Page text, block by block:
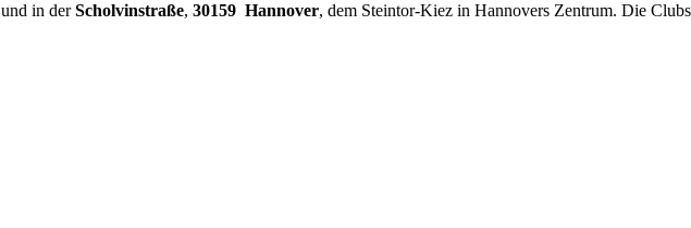
und in derScholvinstraße, 30159 Hannover, dem Steintor-Kiez in Hannovers Zentrum. Die